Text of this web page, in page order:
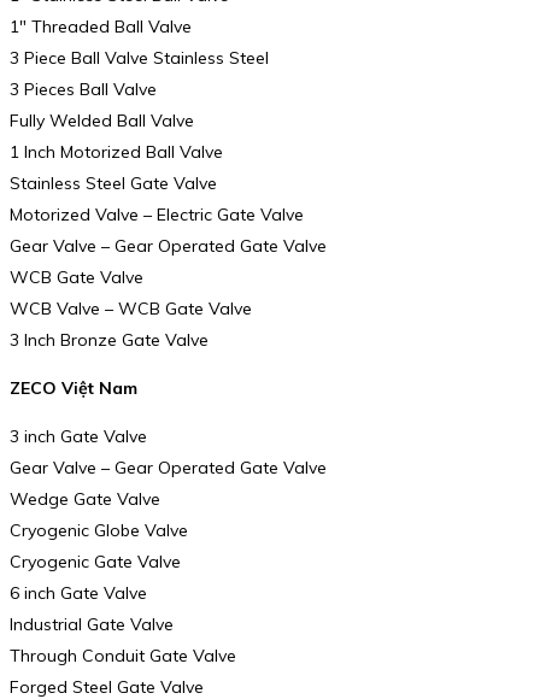
1″ Threaded Ball Valve
3 Piece Ball Valve Stainless Steel
3 Pieces Ball Valve
Fully Welded Ball Valve
1 Inch Motorized Ball Valve
Stainless Steel Gate Valve
Motorized Valve – Electric Gate Valve
Gear Valve – Gear Operated Gate Valve
WCB Gate Valve
WCB Valve – WCB Gate Valve
3 Inch Bronze Gate Valve
ZECO Việt Nam
3 inch Gate Valve
Gear Valve – Gear Operated Gate Valve
Wedge Gate Valve
Cryogenic Globe Valve
Cryogenic Gate Valve
6 inch Gate Valve
Industrial Gate Valve
Through Conduit Gate Valve
Forged Steel Gate Valve